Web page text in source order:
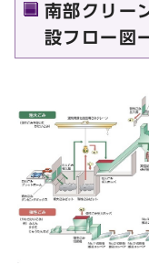
南部クリー
設フロー図